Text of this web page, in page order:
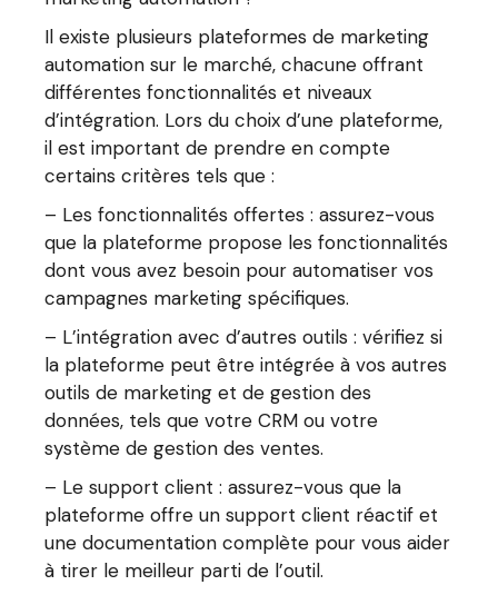
Il existe plusieurs plateformes de marketing
automation sur le marché, chacune offrant
différentes fonctionnalités et niveaux
d’intégration. Lors du choix d’une plateforme,
il est important de prendre en compte
certains critères tels que :
– Les fonctionnalités offertes : assurez-vous
que la plateforme propose les fonctionnalités
dont vous avez besoin pour automatiser vos
campagnes marketing spécifiques.
– L’intégration avec d’autres outils : vérifiez si
la plateforme peut être intégrée à vos autres
outils de marketing et de gestion des
données, tels que votre CRM ou votre
système de gestion des ventes.
– Le support client : assurez-vous que la
plateforme offre un support client réactif et
une documentation complète pour vous aider
à tirer le meilleur parti de l’outil.